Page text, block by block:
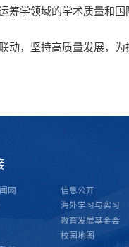
学领域的学术质量和国
动，坚持高质量发展，
网 信息公开
海外学习与实习
教育发展基金会
校园地图